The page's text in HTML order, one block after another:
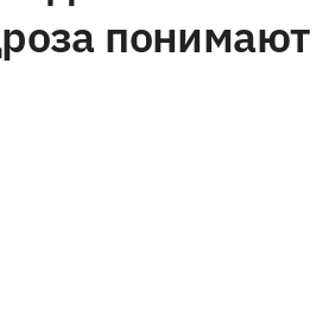
понимают